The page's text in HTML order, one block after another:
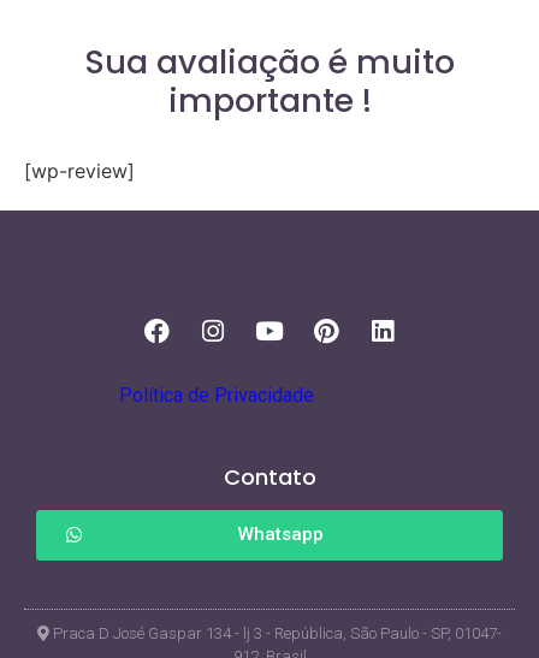
Sua avaliação é muito
importante !
[wp-review]
Política de Privacidade
Contato
Whatsapp
Praca D José Gaspar 134 - lj 3 - República, São Paulo - SP, 01047-